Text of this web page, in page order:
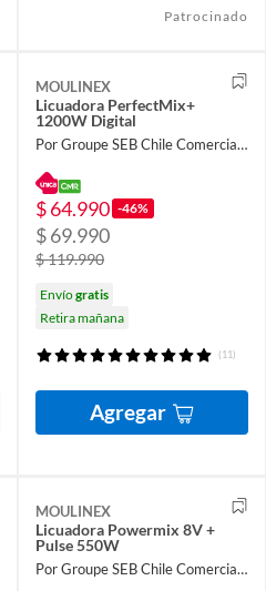
Patrocinado
MOULINEX
Licuadora PerfectMix+
1200W Digital
Por Groupe SEB Chile Comercial Limitada
$ 64.990 -46%
$ 69.990
$ 119.990
Envíogratis
Retira mañana
(11)
Agregar
MOULINEX
Licuadora Powermix 8V +
Pulse 550W
Por Groupe SEB Chile Comercial Limitada